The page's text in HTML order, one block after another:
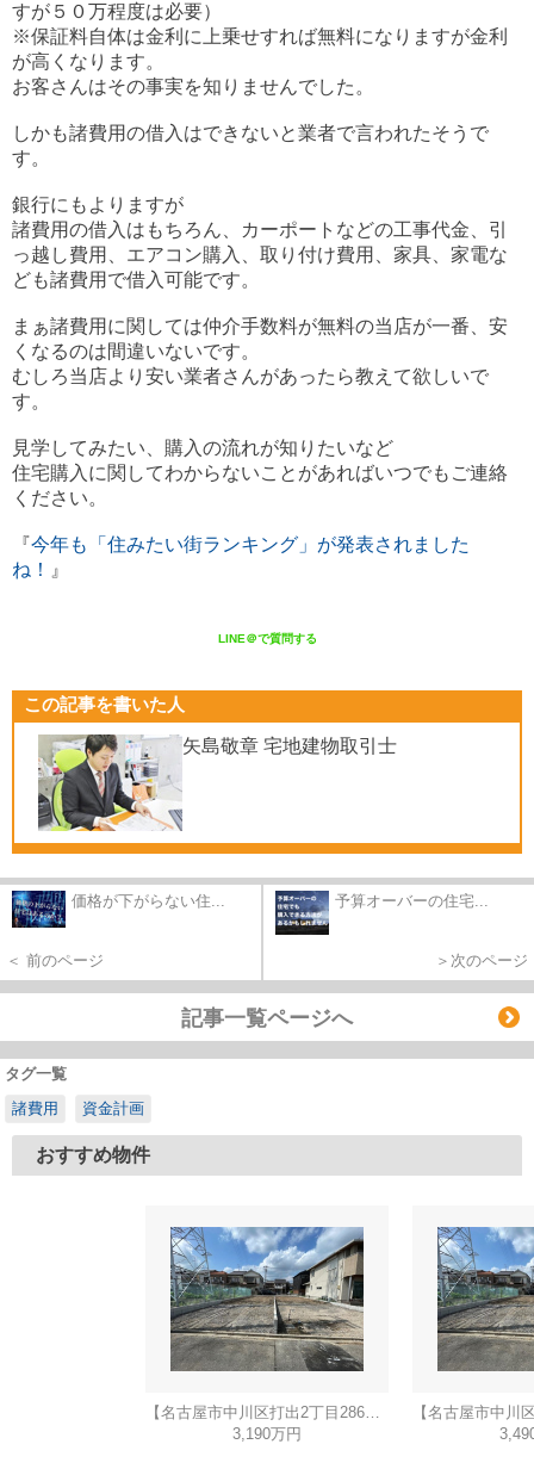
すが５０万程度は必要）
※保証料自体は金利に上乗せすれば無料になりますが金利
が高くなります。
お客さんはその事実を知りませんでした。
しかも諸費用の借入はできないと業者で言われたそうで
す。
銀行にもよりますが
諸費用の借入はもちろん、カーポートなどの工事代金、引
っ越し費用、エアコン購入、取り付け費用、家具、家電な
ども諸費用で借入可能です。
まぁ諸費用に関しては仲介手数料が無料の当店が一番、安
くなるのは間違いないです。
むしろ当店より安い業者さんがあったら教えて欲しいで
す。
見学してみたい、購入の流れが知りたいなど
住宅購入に関してわからないことがあればいつでもご連絡
ください。
『今年も「住みたい街ランキング」が発表されました
ね！
』
LINE＠で質問する
この記事を書いた人
矢島敬章 宅地建物取引士
価格が下がらない住...
＜ 前のページ
予算オーバーの住宅...
＞次のページ
記事一覧ページへ
タグ一覧
諸費用
資金計画
おすすめ物件
【名古屋市中川区打出2丁目286新築戸建A号棟】仲介手数料無料！荒子小学校・一柳中学校
3,190万円